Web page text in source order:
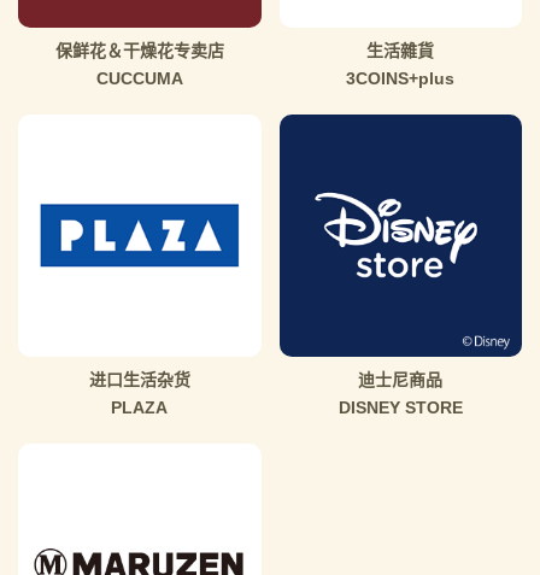
保鲜花＆干燥花专卖店
CUCCUMA
生活雜貨
3COINS+plus
进口生活杂货
PLAZA
迪士尼商品
DISNEY STORE